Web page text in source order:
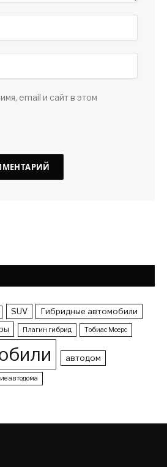
email и сайт в этом
SUV Гибридные автомобили
Плагин гибрид Тобиас Моерс
автодом
автодома